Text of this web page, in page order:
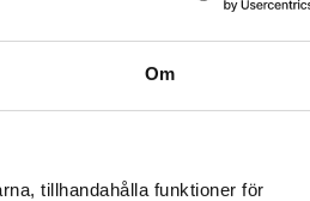
Om
tillhandahålla funktioner för